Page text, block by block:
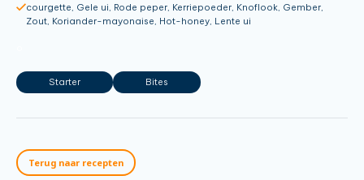
courgette, Gele ui, Rode peper, Kerriepoeder, Knoflook, Gember,
Zout, Koriander-mayonaise, Hot-honey, Lente ui
Starter Bites
Terug naar recepten